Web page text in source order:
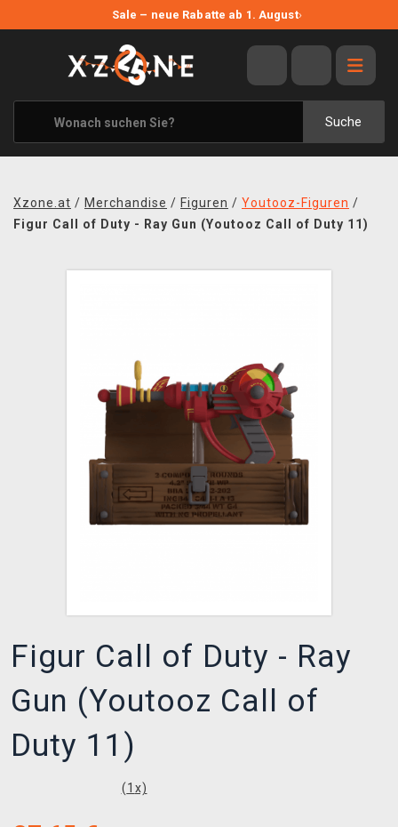
Sale – neue Rabatte ab 1. August›
Suche
ANGEBOTE
ALLE MARKEN
XZONE ORIGINALS
KLEIDUNG & ACCESSOIRES
BÜCHER & COMICS
XZONE CLUB
Xzone.at / Merchandise / Figuren / Youtooz-Figuren /
Figur Call of Duty - Ray Gun (Youtooz Call of Duty 11)
Figur Call of Duty - Ray
Gun (Youtooz Call of
Duty 11)
(1 x)